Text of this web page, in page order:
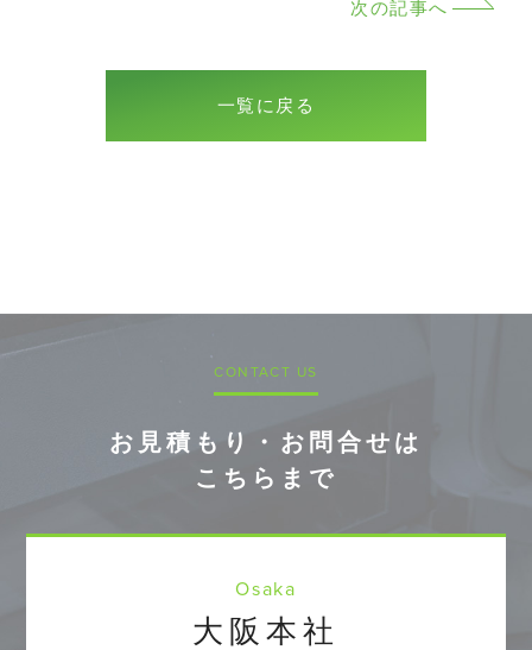
一覧に戻る
次の記事へ
CONTACT US
お見積もり・お問合せは
こちらまで
Osaka
大阪本社